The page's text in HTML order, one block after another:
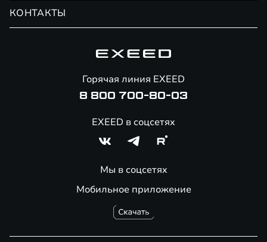
Сервис
Помощь на дорогах
КОНТАКТЫ
Мобильное приложение
Горячая линия EXEED
8 800 700-80-03
EXEED в соцсетях
Мы в соцсетях